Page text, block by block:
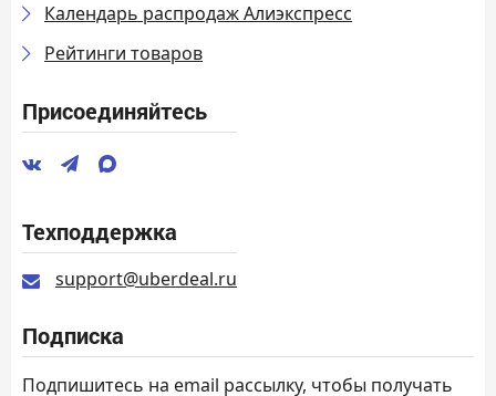
Календарь распродаж Алиэкспресс
Рейтинги товаров
Присоединяйтесь
Техподдержка
support@uberdeal.ru
Подписка
Подпишитесь на email рассылку, чтобы получать